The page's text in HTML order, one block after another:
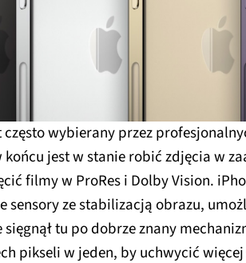
często wybierany przez
jest w stanie robić zdjęcia w
filmy w ProRes i Dolby Vision.
sensory ze stabilizacją obrazu,
tu po dobrze znany
pikseli w jeden, by uchwycić